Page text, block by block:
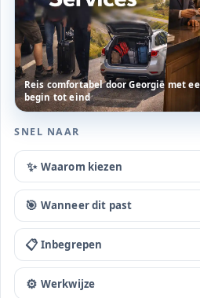
Reis comfortabel door Georgië met
begin tot eind
SNEL NAAR
✨ Waarom kiezen
🎯 Wanneer dit past
📋 Inbegrepen
⚙️ Werkwijze